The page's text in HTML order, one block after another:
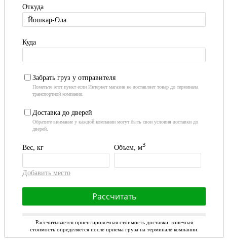
Откуда
Куда
Забрать груз у отправителя
Пометьте этот пункт если Интернет магазин не доставляет товар до терминала
транспортной компании.
Доставка до дверей
Обратите внимание у каждой компании могут быть свои условия доставки до
дверей.
Вес, кг Объем, м3
Добавить место
Рассчитать
Стоимость является